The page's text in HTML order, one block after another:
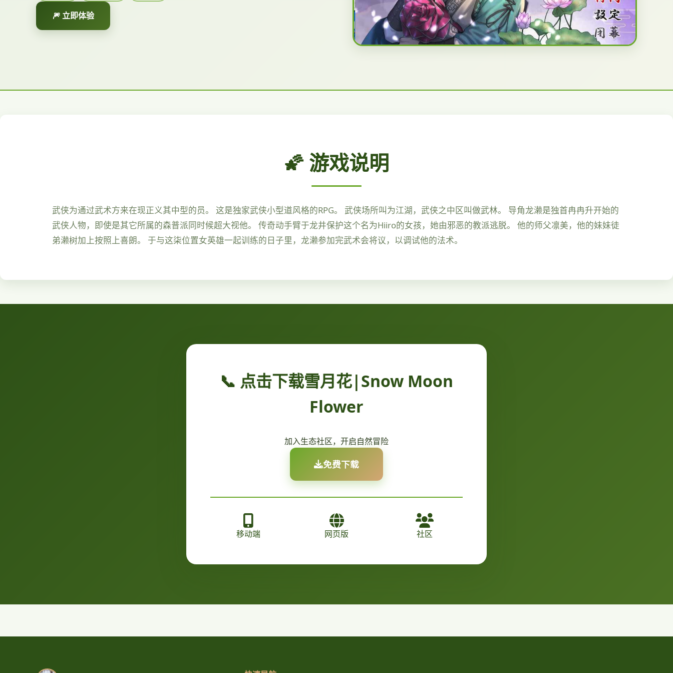
🎆 立即体验
🌠 游戏说明
武侠为通过武术方来在现正义其中型的员。 这是独家武侠小型道风格的RPG。 武侠场所叫为江湖，武侠之中区叫做武林。 导角龙濑是独首冉冉升开始的
武侠人物，即使是其它所属的森普派同时候超大视他。 传奇动手臂于龙井保护这个名为Hiiro的女孩，她由邪恶的教派逃脱。 他的师父凛美，他的妹妹徒
弟濑树加上按照上喜朗。 于与这柒位置女英雄一起训练的日子里，龙濑参加完武术会将议，以调试他的法术。
📞 点击下载雪月花|Snow Moon
Flower
加入生态社区，开启自然冒险
免费下载
移动端 网页版 社区